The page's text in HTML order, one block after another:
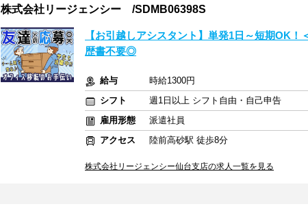
株式会社リージェンシー /SDMB06398S
【お引越しアシスタント】単発1日～短期OK
歴書不要◎
給与
時給1300円
シフト
週1日以上 シフト自由・自己申告
雇用形態
派遣社員
アクセス
陸前高砂駅 徒歩8分
株式会社リージェンシー仙台支店の求人一覧を見る